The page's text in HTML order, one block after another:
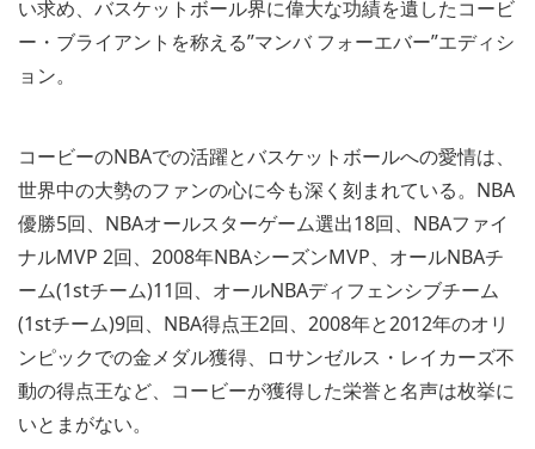
い求め、バスケットボール界に偉大な功績を遺したコービ
ー・ブライアントを称える”マンバ フォーエバー”エディシ
ョン。
コービーのNBAでの活躍とバスケットボールへの愛情は、
世界中の大勢のファンの心に今も深く刻まれている。NBA
優勝5回、NBAオールスターゲーム選出18回、NBAファイ
ナルMVP 2回、2008年NBAシーズンMVP、オールNBAチ
ーム(1stチーム)11回、オールNBAディフェンシブチーム
(1stチーム)9回、NBA得点王2回、2008年と2012年のオリ
ンピックでの金メダル獲得、ロサンゼルス・レイカーズ不
動の得点王など、コービーが獲得した栄誉と名声は枚挙に
いとまがない。